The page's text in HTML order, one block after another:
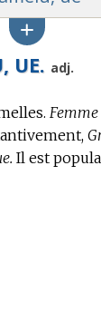
UE. adj.
Il est